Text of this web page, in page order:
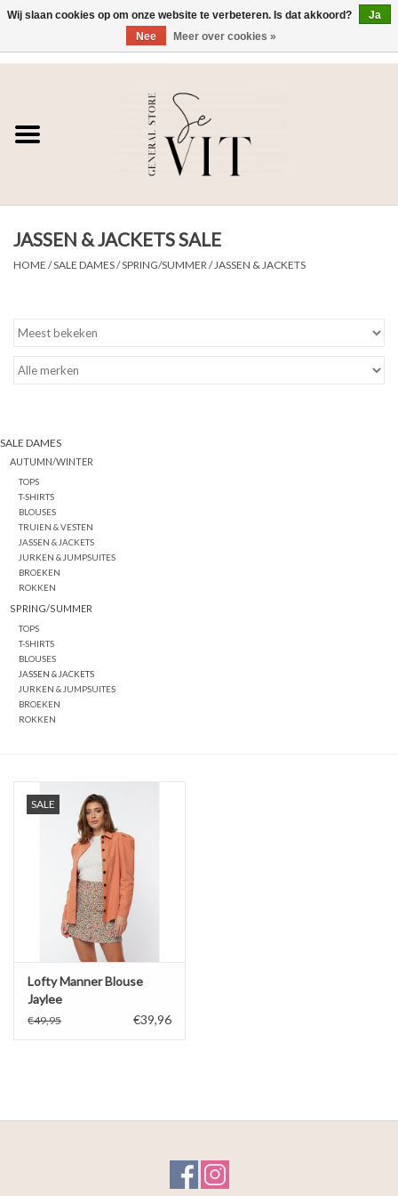
SE VIT
HEREN
SALE DAMES
JASSEN & JACKETS SALE
HOME /SALE DAMES/SPRING/SUMMER / JASSEN & JACKETS
SALE DAMES
AUTUMN/WINTER
TOPS
T-SHIRTS
BLOUSES
TRUIEN & VESTEN
JASSEN & JACKETS
JURKEN & JUMPSUITES
BROEKEN
ROKKEN
SPRING/SUMMER
TOPS
T-SHIRTS
BLOUSES
JASSEN & JACKETS
JURKEN & JUMPSUITES
BROEKEN
ROKKEN
SALE
Lofty Manner Blouse
Jaylee
€49,95 €39,96
Wij slaan cookies op om onze website te verbeteren. Is dat akkoord?
Ja
Nee
Meer over cookies »